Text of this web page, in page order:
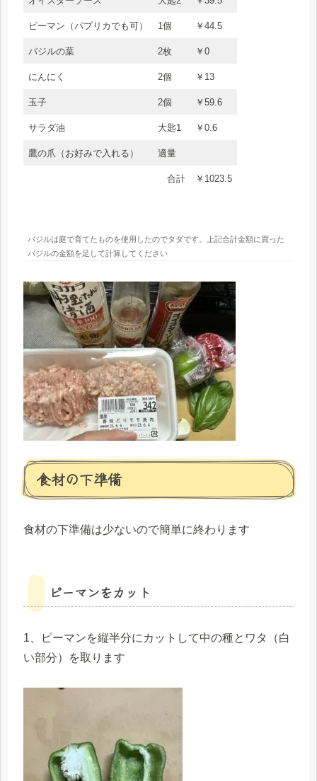
ピーマン（パプリカでも可） 1個 ￥44.5
バジルの葉 2枚 ￥0
にんにく 2個 ￥13
玉子 2個 ￥59.6
サラダ油 大匙1 ￥0.6
鷹の爪（お好みで入れる） 適量
合計 ￥1023.5
バジルは庭で育てたものを使用したのでタダです。上記合計金額に買った
バジルの金額を足して計算してください
食材の下準備
食材の下準備は少ないので簡単に終わります
ピーマンをカット
1、ピーマンを縦半分にカットして中の種とワタ（白
い部分）を取ります